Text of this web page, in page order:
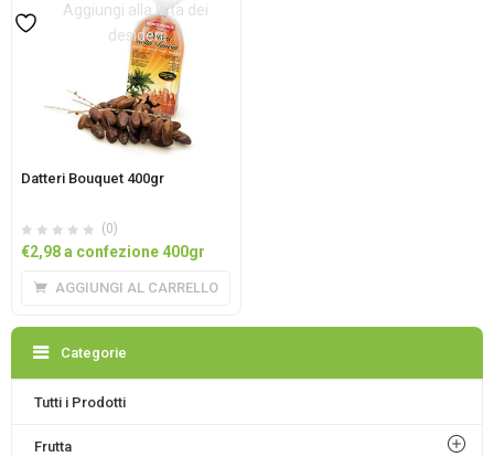
Aggiungi alla lista dei
desideri
Datteri Bouquet 400gr
(0)
€2,98a confezione 400gr
AGGIUNGI AL CARRELLO
Categorie
Tutti i Prodotti
Frutta